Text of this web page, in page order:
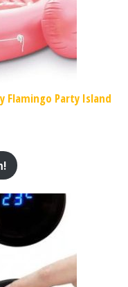
Flamingo Party Island